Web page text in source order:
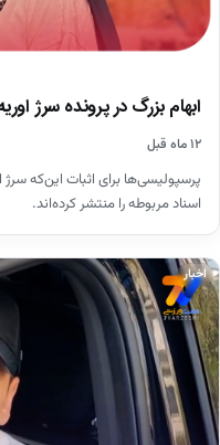
ابهام بزرگ در پرونده سرژ
۱۲ ماه قبل
پرسپولیسی‌ها برای اثبات این‌که سرژ
اسناد مربوطه را منتشر کرده‌اند.
اخبار